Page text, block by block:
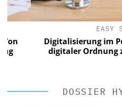
EASY
Digitalisierung im
digitaler Ordnung zur
DOSSIER